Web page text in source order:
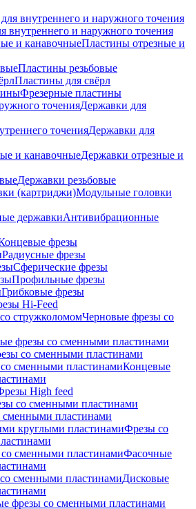
внутреннего и наружного точения
Пластины отрезные и
Пластины резьбовые
Пластины для свёрл
Фрезерные пластины
Державки для
Державки для
Державки отрезные и
Державки резьбовые
Модульные головки
Антивибрационные
фрезы
Радиусные фрезы
Сферические фрезы
Профильные фрезы
Грибковые фрезы
Hi-Feed
Черновые фрезы со
со сменными пластинами
Концевые
High feed
сменными пластинами
Фрезы со
Фасочные
Дисковые